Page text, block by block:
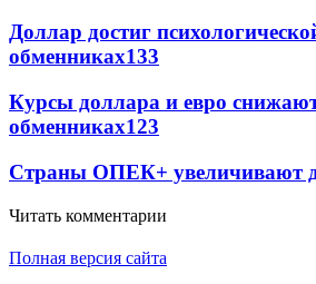
Доллар достиг
обменниках133
Курсы доллара и евро
обменниках123
Страны ОПЕК+ увеличивают
Читать комментарии
Полная версия сайта